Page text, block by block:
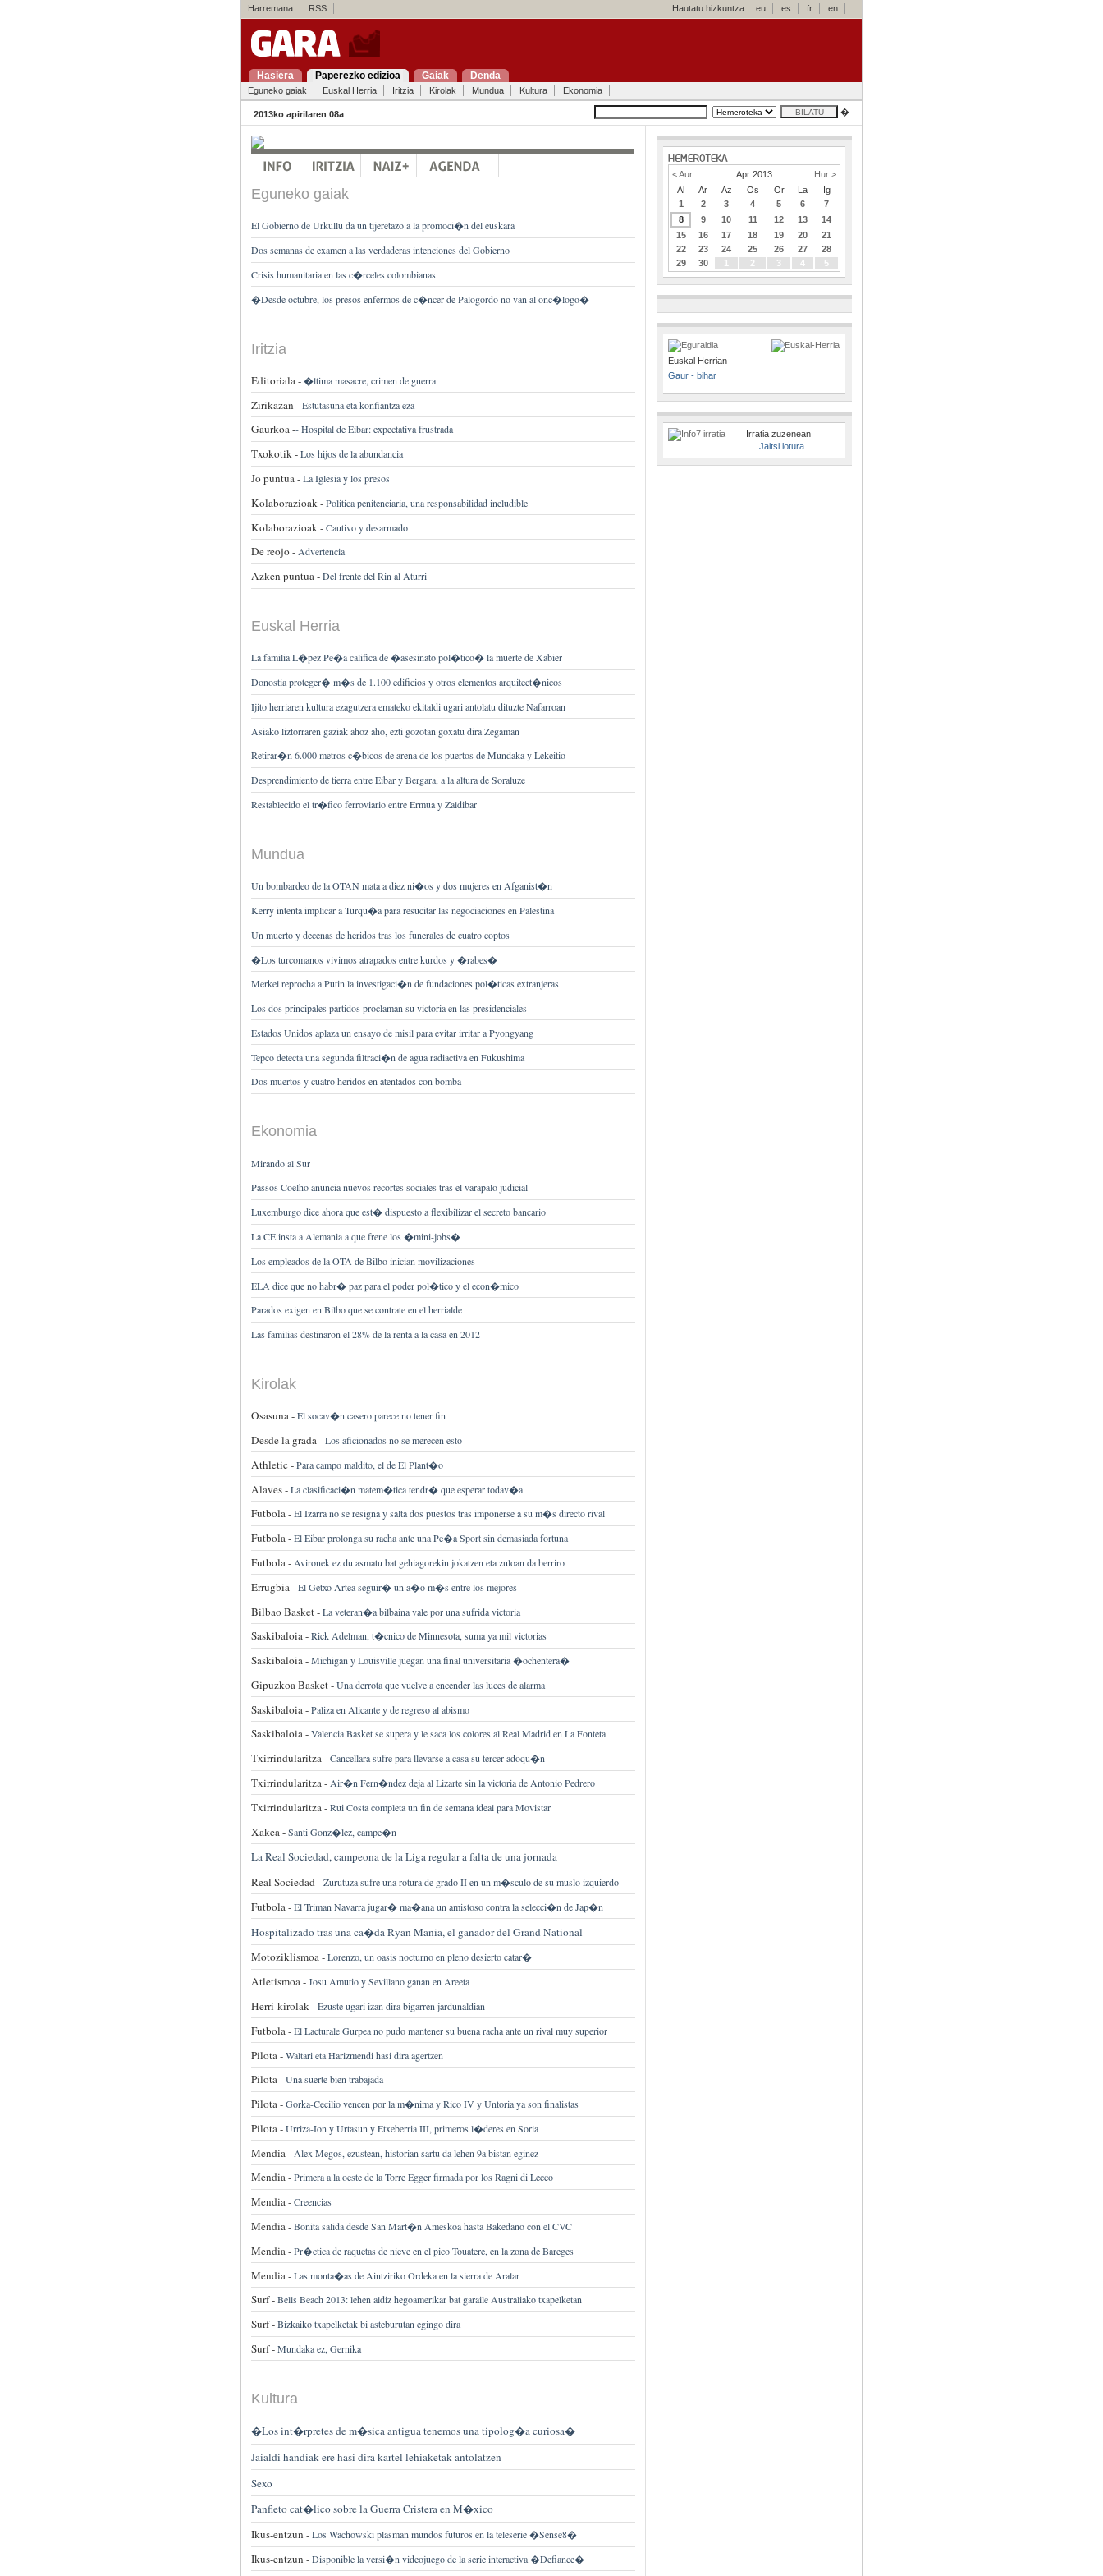
Harremana RSS Hautatu hizkuntza: eu es fr en
Hasiera Paperezko edizioa Gaiak Denda
Eguneko gaiak Euskal Herria Iritzia Kirolak Mundua Kultura Ekonomia
2013ko apirilaren 08a �
Eguneko gaiak
El Gobierno de Urkullu da un tijeretazo a la promoci�n del euskara
Dos semanas de examen a las verdaderas intenciones del Gobierno
Crisis humanitaria en las c�rceles colombianas
�Desde octubre, los presos enfermos de c�ncer de Palogordo no van al onc�logo�
Iritzia
Editoriala -�ltima masacre, crimen de guerra
Zirikazan -Estutasuna eta konfiantza eza
Gaurkoa --Hospital de Eibar: expectativa frustrada
Txokotik -Los hijos de la abundancia
Jo puntua -La Iglesia y los presos
Kolaborazioak -Politica penitenciaria, una responsabilidad ineludible
Kolaborazioak -Cautivo y desarmado
De reojo -Advertencia
Azken puntua -Del frente del Rin al Aturri
Euskal Herria
La familia L�pez Pe�a califica de �asesinato pol�tico� la muerte de Xabier
Donostia proteger� m�s de 1.100 edificios y otros elementos arquitect�nicos
Ijito herriaren kultura ezagutzera emateko ekitaldi ugari antolatu dituzte Nafarroan
Asiako liztorraren gaziak ahoz aho, ezti gozotan goxatu dira Zegaman
Retirar�n 6.000 metros c�bicos de arena de los puertos de Mundaka y Lekeitio
Desprendimiento de tierra entre Eibar y Bergara, a la altura de Soraluze
Restablecido el tr�fico ferroviario entre Ermua y Zaldibar
Mundua
Un bombardeo de la OTAN mata a diez ni�os y dos mujeres en Afganist�n
Kerry intenta implicar a Turqu�a para resucitar las negociaciones en Palestina
Un muerto y decenas de heridos tras los funerales de cuatro coptos
�Los turcomanos vivimos atrapados entre kurdos y �rabes�
Merkel reprocha a Putin la investigaci�n de fundaciones pol�ticas extranjeras
Los dos principales partidos proclaman su victoria en las presidenciales
Estados Unidos aplaza un ensayo de misil para evitar irritar a Pyongyang
Tepco detecta una segunda filtraci�n de agua radiactiva en Fukushima
Dos muertos y cuatro heridos en atentados con bomba
Ekonomia
Mirando al Sur
Passos Coelho anuncia nuevos recortes sociales tras el varapalo judicial
Luxemburgo dice ahora que est� dispuesto a flexibilizar el secreto bancario
La CE insta a Alemania a que frene los �mini-jobs�
Los empleados de la OTA de Bilbo inician movilizaciones
ELA dice que no habr� paz para el poder pol�tico y el econ�mico
Parados exigen en Bilbo que se contrate en el herrialde
Las familias destinaron el 28% de la renta a la casa en 2012
Kirolak
Osasuna -El socav�n casero parece no tener fin
Desde la grada -Los aficionados no se merecen esto
Athletic -Para campo maldito, el de El Plant�o
Alaves -La clasificaci�n matem�tica tendr� que esperar todav�a
Futbola -El Izarra no se resigna y salta dos puestos tras imponerse a su m�s directo rival
Futbola -El Eibar prolonga su racha ante una Pe�a Sport sin demasiada fortuna
Futbola - Avironek ez du asmatu bat gehiagorekin jokatzen eta zuloan da berriro
Errugbia -El Getxo Artea seguir� un a�o m�s entre los mejores
Bilbao Basket -La veteran�a bilbaina vale por una sufrida victoria
Saskibaloia -Rick Adelman, t�cnico de Minnesota, suma ya mil victorias
Saskibaloia -Michigan y Louisville juegan una final universitaria �ochentera�
Gipuzkoa Basket -Una derrota que vuelve a encender las luces de alarma
Saskibaloia -Paliza en Alicante y de regreso al abismo
Saskibaloia -Valencia Basket se supera y le saca los colores al Real Madrid en La Fonteta
Txirrindularitza -Cancellara sufre para llevarse a casa su tercer adoqu�n
Txirrindularitza - Air�n Fern�ndez deja al Lizarte sin la victoria de Antonio Pedrero
Txirrindularitza -Rui Costa completa un fin de semana ideal para Movistar
Xakea -Santi Gonz�lez, campe�n
La Real Sociedad, campeona de la Liga regular a falta de una jornada
Real Sociedad -Zurutuza sufre una rotura de grado II en un m�sculo de su muslo izquierdo
Futbola -El Triman Navarra jugar� ma�ana un amistoso contra la selecci�n de Jap�n
Hospitalizado tras una ca�da Ryan Mania, el ganador del Grand National
Motoziklismoa -Lorenzo, un oasis nocturno en pleno desierto catar�
Atletismoa -Josu Amutio y Sevillano ganan en Areeta
Herri-kirolak -Ezuste ugari izan dira bigarren jardunaldian
Futbola -El Lacturale Gurpea no pudo mantener su buena racha ante un rival muy superior
Pilota -Waltari eta Harizmendi hasi dira agertzen
Pilota -Una suerte bien trabajada
Pilota -Gorka-Cecilio vencen por la m�nima y Rico IV y Untoria ya son finalistas
Pilota -Urriza-Ion y Urtasun y Etxeberria III, primeros l�deres en Soria
Mendia - Alex Megos, ezustean, historian sartu da lehen 9a bistan eginez
Mendia -Primera a la oeste de la Torre Egger firmada por los Ragni di Lecco
Mendia -Creencias
Mendia -Bonita salida desde San Mart�n Ameskoa hasta Bakedano con el CVC
Mendia -Pr�ctica de raquetas de nieve en el pico Touatere, en la zona de Bareges
Mendia -Las monta�as de Aintziriko Ordeka en la sierra de Aralar
Surf -Bells Beach 2013: lehen aldiz hegoamerikar bat garaile Australiako txapelketan
Surf -Bizkaiko txapelketak bi asteburutan egingo dira
Surf -Mundaka ez, Gernika
Kultura
�Los int�rpretes de m�sica antigua tenemos una tipolog�a curiosa�
Jaialdi handiak ere hasi dira kartel lehiaketak antolatzen
Sexo
Panfleto cat�lico sobre la Guerra Cristera en M�xico
Ikus-entzun -Los Wachowski plasman mundos futuros en la teleserie �Sense8�
Ikus-entzun -Disponible la versi�n videojuego de la serie interactiva �Defiance�
< Aur Apr 2013
Hur >
Al
Ar Az Os Or La
Ig
1
2 3 4 5 6
7
8
9 10 11 12 13
14
15
16 17 18 19 20
21
22
23 24 25 26 27
28
29
30 1 2 3 4 5
Euskal Herrian
Gaur - bihar
Irratia zuzenean
Jaitsi lotura